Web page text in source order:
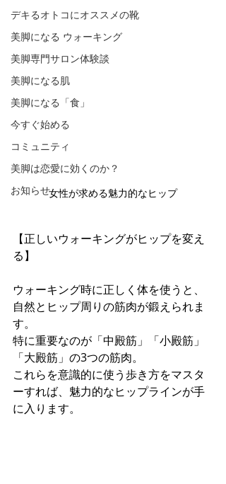
デキるオトコにオススメの靴
美脚になる ウォーキング
美脚専門サロン体験談
美脚になる肌
美脚になる「食」
今すぐ始める
コミュニティ
美脚は恋愛に効くのか？
お知らせ女性が求める魅力的なヒップ
【正しいウォーキングがヒップを変え
る】
ウォーキング時に正しく体を使うと、
自然とヒップ周りの筋肉が鍛えられま
す。
特に重要なのが「中殿筋」「小殿筋」
「大殿筋」の3つの筋肉。
これらを意識的に使う歩き方をマスタ
ーすれば、魅力的なヒップラインが手
に入ります。